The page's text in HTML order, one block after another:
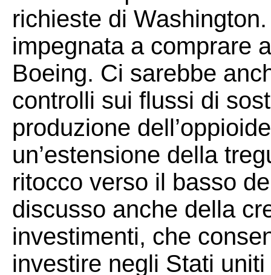
richieste di
impegnata a comprare
Boeing. Ci sarebbe
controlli sui flussi di
produzione
un’estensione della
ritocco verso il basso
discusso anche della
investimenti, che
investire negli Stati